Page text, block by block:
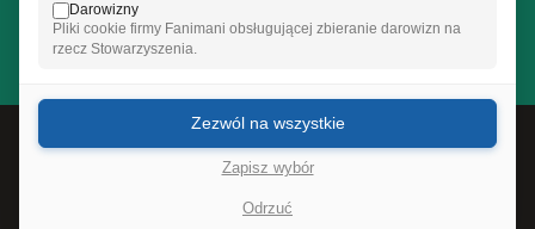
Patronite Siepomaga FaniMani
Przelew:PKO BP SA IX o/Warszawa ·
Newsletter
Darowizny
Pliki cookie firmy Fanimani obsługującej zbieranie darowizn na
rzecz Stowarzyszenia.
Odrzuć
Zapisz wybór
Zezwól na wszystkie